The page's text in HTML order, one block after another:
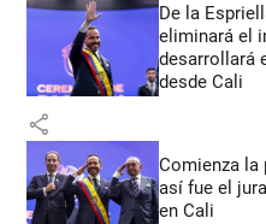
De la
eliminará el
desarrollará
desde Cali
share
Comienza la
así fue el
en Cali